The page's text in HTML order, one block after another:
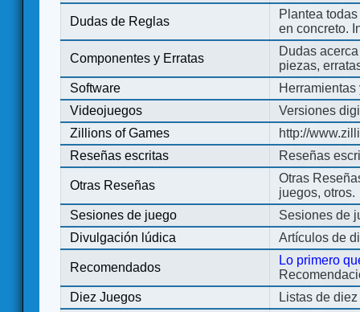
Dudas de Reglas
Plantea
en concreto.
Componentes y Erratas
Dudas
piezas,
Software
Videojuegos
Versiones
Zillions of Games
http://
Reseñas escritas
Reseñas
Otras Reseñas
Otras
juegos, otros.
Sesiones de juego
Sesiones de
Divulgación lúdica
Artículos de
Recomendados
Lo primero
Diez Juegos
Listas de